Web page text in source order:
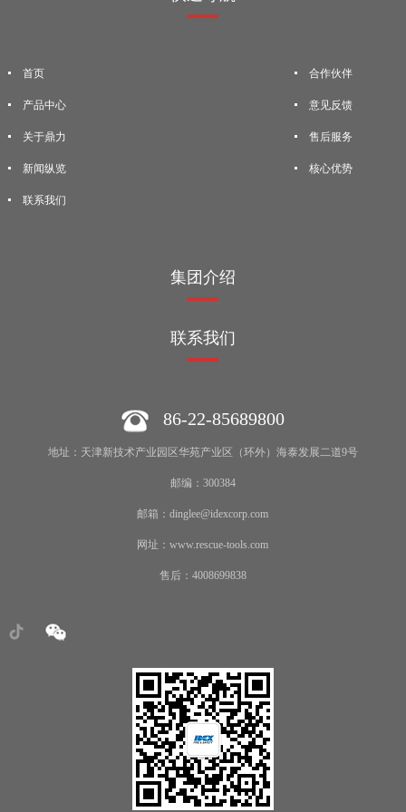
首页
产品中心
关于鼎力
新闻纵览
联系我们
合作伙伴
意见反馈
售后服务
核心优势
集团介绍
联系我们
86-22-85689800
地址：天津新技术产业园区华苑产业区（环外）海泰发展二道9号
邮编：300384
邮箱：dinglee@idexcorp.com
网址：www.rescue-tools.com
售后：4008699838